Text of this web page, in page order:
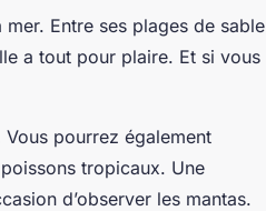
Entre ses plages de sable
a tout pour plaire. Et si vous
pourrez également
tropicaux. Une
d’observer les mantas.